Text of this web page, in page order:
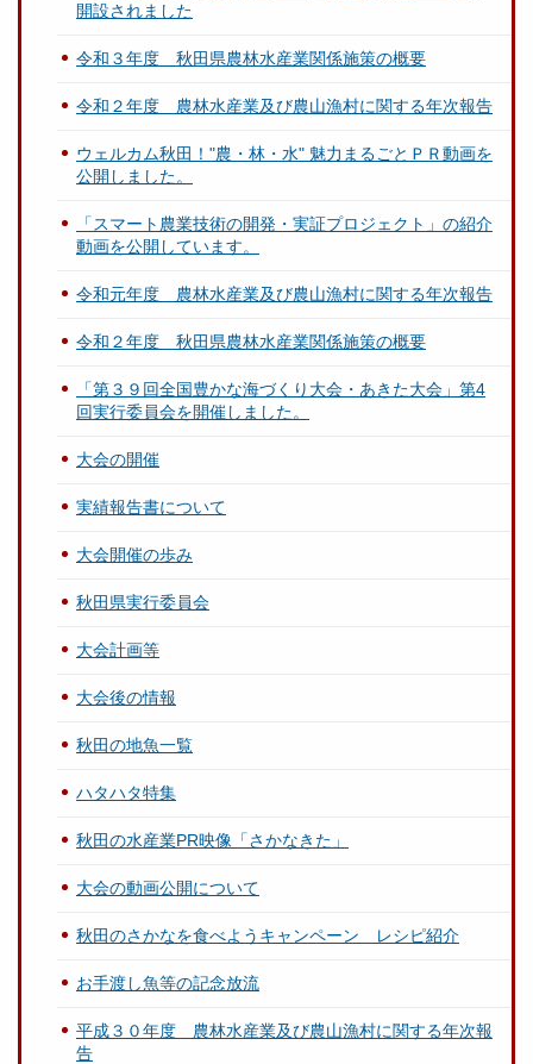
開設されました
令和３年度 秋田県農林水産業関係施策の概要
令和２年度 農林水産業及び農山漁村に関する年次報告
ウェルカム秋田！"農・林・水" 魅力まるごとＰＲ動画を
公開しました。
「スマート農業技術の開発・実証プロジェクト」の紹介
動画を公開しています。
令和元年度 農林水産業及び農山漁村に関する年次報告
令和２年度 秋田県農林水産業関係施策の概要
「第３９回全国豊かな海づくり大会・あきた大会」第4
回実行委員会を開催しました。
大会の開催
実績報告書について
大会開催の歩み
秋田県実行委員会
大会計画等
大会後の情報
秋田の地魚一覧
ハタハタ特集
秋田の水産業PR映像「さかなきた」
大会の動画公開について
秋田のさかなを食べようキャンペーン レシピ紹介
お手渡し魚等の記念放流
平成３０年度 農林水産業及び農山漁村に関する年次報
告